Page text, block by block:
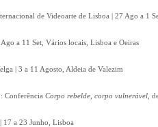
de Videoarte de Lisboa | 27 Ago a 1
a 11 Set, Vários locais, Lisboa e Oeiras
| 3 a 11 Agosto, Aldeia de Valezim
Conferência Corpo rebelde, corpo vulnerável ,
17 a 23 Junho, Lisboa